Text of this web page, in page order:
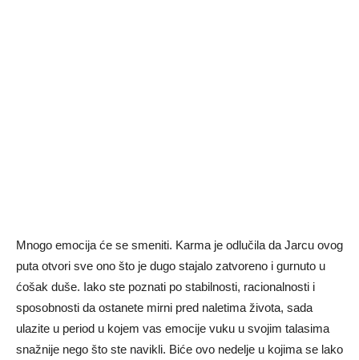
Mnogo emocija će se smeniti. Karma je odlučila da Jarcu ovog
puta otvori sve ono što je dugo stajalo zatvoreno i gurnuto u
ćošak duše. Iako ste poznati po stabilnosti, racionalnosti i
sposobnosti da ostanete mirni pred naletima života, sada
ulazite u period u kojem vas emocije vuku u svojim talasima
snažnije nego što ste navikli. Biće ovo nedelje u kojima se lako